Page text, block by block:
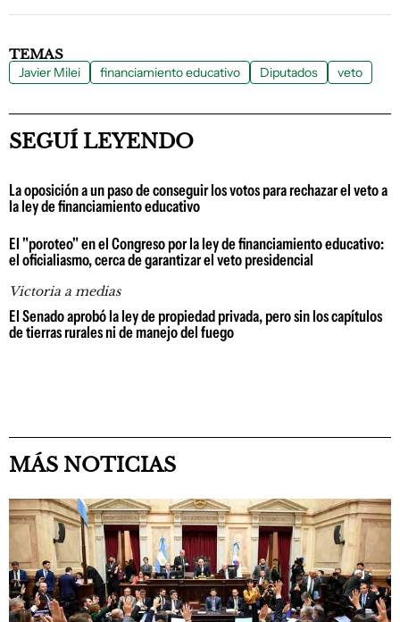
TEMAS
Javier Milei financiamiento educativo Diputados veto
SEGUÍ LEYENDO
La oposición a un paso de conseguir los votos para rechazar el veto a
la ley de financiamiento educativo
El "poroteo" en el Congreso por la ley de financiamiento educativo:
el oficialiasmo, cerca de garantizar el veto presidencial
Victoria a medias
El Senado aprobó la ley de propiedad privada, pero sin los capítulos
de tierras rurales ni de manejo del fuego
MÁS NOTICIAS